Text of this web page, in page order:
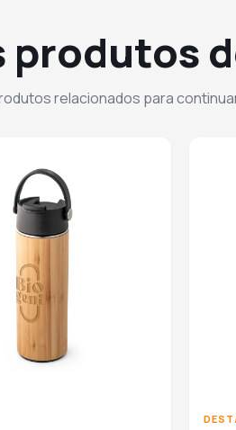
produtos
relacionados para